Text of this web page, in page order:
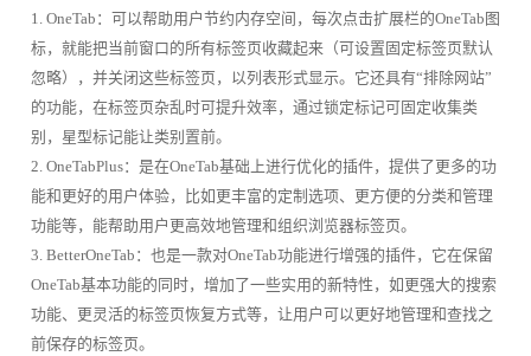
1. OneTab：可以帮助用户节约内存空间，每次点击扩展栏的OneTab图
标，就能把当前窗口的所有标签页收藏起来（可设置固定标签页默认
忽略），并关闭这些标签页，以列表形式显示。它还具有“排除网站”
的功能，在标签页杂乱时可提升效率，通过锁定标记可固定收集类
别，星型标记能让类别置前。
2. OneTabPlus：是在OneTab基础上进行优化的插件，提供了更多的功
能和更好的用户体验，比如更丰富的定制选项、更方便的分类和管理
功能等，能帮助用户更高效地管理和组织浏览器标签页。
3. BetterOneTab：也是一款对OneTab功能进行增强的插件，它在保留
OneTab基本功能的同时，增加了一些实用的新特性，如更强大的搜索
功能、更灵活的标签页恢复方式等，让用户可以更好地管理和查找之
前保存的标签页。